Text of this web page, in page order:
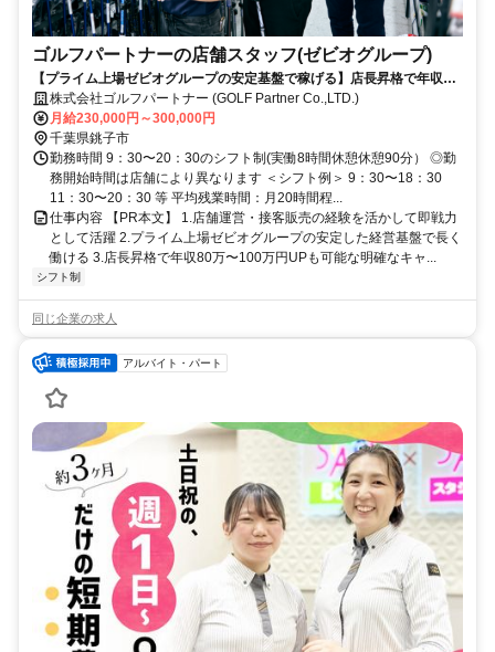
ゴルフパートナーの店舗スタッフ(ゼビオグループ)
【プライム上場ゼビオグループの安定基盤で稼げる】店長昇格で年収80
万〜100万円UPも可能！20代で年収500万円以上の実績多数！役職手当
は最大12万円支給！
株式会社ゴルフパートナー (GOLF Partner Co.,LTD.)
月給230,000円～300,000円
千葉県銚子市
勤務時間 9：30〜20：30のシフト制(実働8時間休憩休憩90分） ◎勤
務開始時間は店舗により異なります ＜シフト例＞ 9：30〜18：30
11：30〜20：30 等 平均残業時間：⽉20時間程...
仕事内容 【PR本文】 1.店舗運営・接客販売の経験を活かして即戦力
として活躍 2.プライム上場ゼビオグループの安定した経営基盤で長く
働ける 3.店長昇格で年収80万〜100万円UPも可能な明確なキャ...
シフト制
同じ企業の求人
アルバイト・パート